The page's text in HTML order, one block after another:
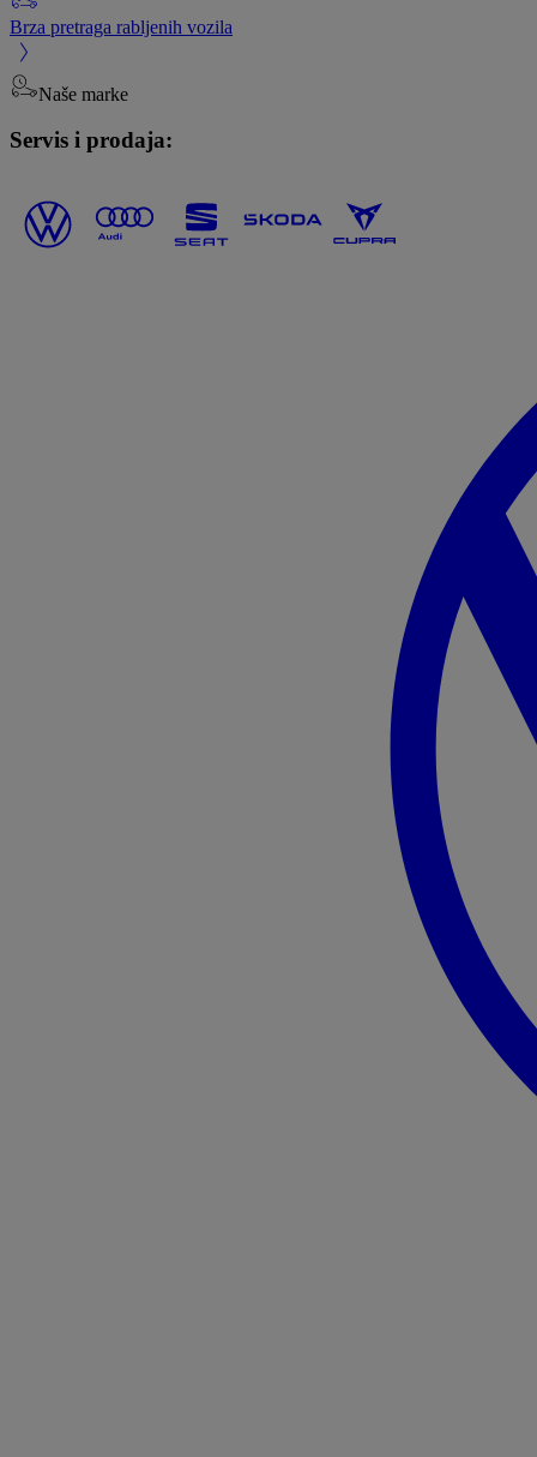
Brza pretraga rabljenih vozila
Naše marke
Servis i prodaja: